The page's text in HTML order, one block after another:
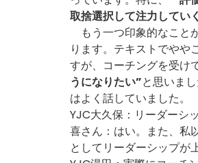
取捨選択して注力してい
もう一つ印象的なこと
ります。テキストでやや
すが、コーチングを受け
うになりたい”と思いま
はよく話していました。
YJC大久保：リーダーシ
喜さん：はい。また、私
としてリーダーシップが